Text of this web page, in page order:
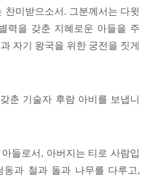
찬미받으소서. 그분께서는 다윗
력을 갖춘 지혜로운 아들을 주
자기 왕국을 위한 궁전을 짓게
춘 기술자 후람 아비를 보냅니
들로서, 아버지는 티로 사람입
동과 철과 돌과 나무를 다루고,